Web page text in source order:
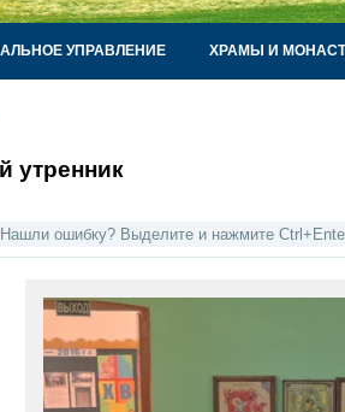
УПРАВЛЕНИЕ ХРАМЫ И
утренник
ошибку? Выделите и нажмите